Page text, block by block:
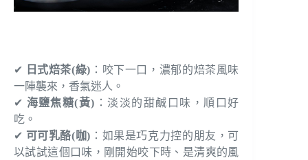
✔ 日式焙茶(綠) ：咬下一口，濃郁的焙茶風味
一陣襲來，香氣迷人。
✔ 海鹽焦糖(黃) ：淡淡的甜鹹口味，順口好
吃。
✔ 可可乳酪(咖) ：如果是巧克力控的朋友，可
以試試這個口味，剛開始咬下時、是清爽的風